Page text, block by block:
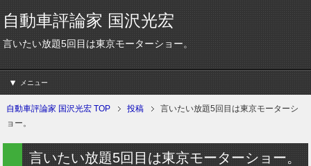
自動車評論家 国沢光宏
言いたい放題5回目は東京モーターショー。
メニュー
自動車評論家 国沢光宏 TOP 投稿
言いたい放題5回目は東京モーターシ
ョー。
言いたい放題5回目は東京モーターショー。